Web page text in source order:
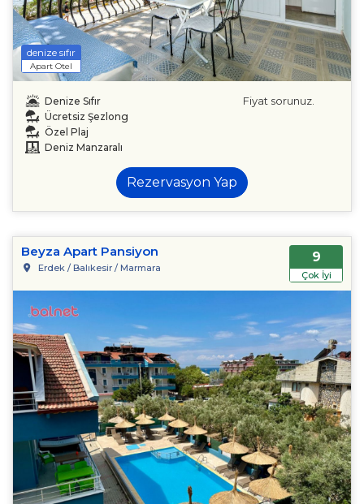
denize sıfır
Apart Otel
Denize Sıfır
Ücretsiz Şezlong
Özel Plaj
Deniz Manzaralı
Fiyat sorunuz.
Rezervasyon Yap
Beyza Apart Pansiyon
Erdek / Balıkesir / Marmara
9
Çok İyi